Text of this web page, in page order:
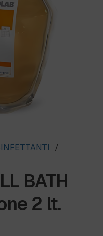
/
BATH
2 lt.